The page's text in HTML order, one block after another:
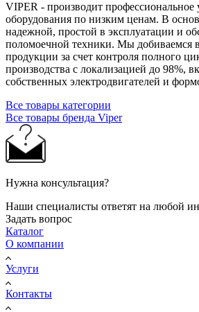
VIPER - производит профессиональное
оборудования по низким ценам. В
надежной, простой в эксплуатации и
поломоечной техники. Мы добиваемся
продукции за счет контроля полного
производства с локализацией до 98%,
собственных электродвигателей и
Все товары категории
Все товары бренда Viper
Нужна консультация?
Наши специалисты ответят на любой
Задать вопрос
Каталог
О компании
Услуги
Контакты